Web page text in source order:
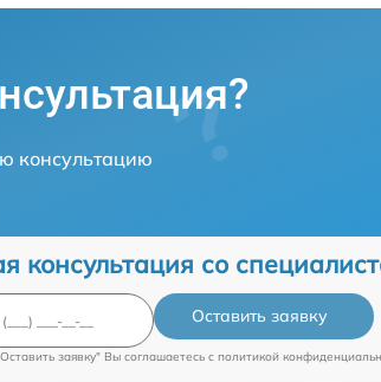
консультацию
консультация со
Оставить заявку
заявку" Вы соглашаетесь c политикой